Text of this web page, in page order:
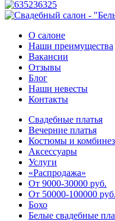
О салоне
Наши преимущества
Вакансии
Отзывы
Блог
Наши невесты
Контакты
Свадебные платья
Вечерние платья
Костюмы и
Аксессуары
Услуги
«Распродажа»
От 9000-30000 руб.
От 50000-100000 руб.
Бохо
Белые свадебные